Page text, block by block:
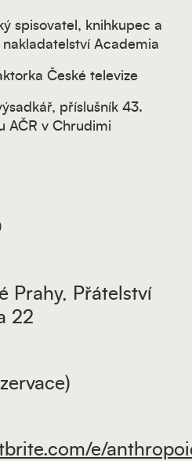
spisovatel, knihkupec a
Academia
České televize
příslušník 43.
AČR v Chrudimi
Prahy, Přátelství
22
e/